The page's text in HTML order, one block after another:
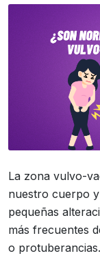
La zona vulvo-
nuestro cuerpo
pequeñas
más frecuentes
o